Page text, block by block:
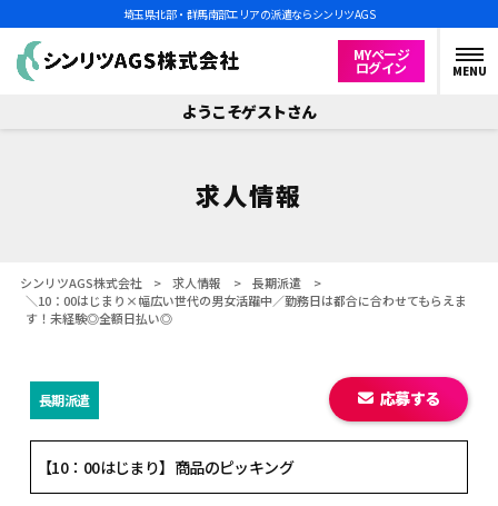
埼玉県北部・群馬南部エリアの派遣ならシンリツAGS
MYページ
ログイン MENU
ようこそゲストさん
求人情報
シンリツAGS株式会社 > 求人情報 > 長期派遣>
＼10：00はじまり×幅広い世代の男女活躍中／勤務日は都合に合わせてもらえま
す！未経験◎全額日払い◎
【10：00はじまり】商品のピッキング
長期派遣 応募する